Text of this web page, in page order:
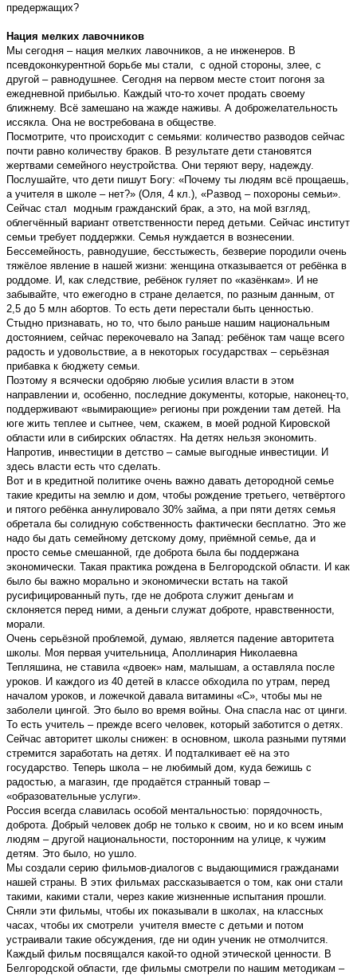
предержащих?
Нация мелких лавочников
Мы сегодня – нация мелких лавочников, а не инженеров. В
псевдоконкурентной борьбе мы стали, с одной стороны, злее, с
другой – равнодушнее. Сегодня на первом месте стоит погоня за
ежедневной прибылью. Каждый что-то хочет продать своему
ближнему. Всё замешано на жажде наживы. А доброжелательность
иссякла. Она не востребована в обществе.
Посмотрите, что происходит с семьями: количество разводов сейчас
почти равно количеству браков. В результате дети становятся
жертвами семейного неустройства. Они теряют веру, надежду.
Послушайте, что дети пишут Богу: «Почему ты людям всё прощаешь,
а учителя в школе – нет?» (Оля, 4 кл.), «Развод – похороны семьи».
Сейчас стал модным гражданский брак, а это, на мой взгляд,
облегчённый вариант ответственности перед детьми. Сейчас институт
семьи требует поддержки. Семья нуждается в вознесении.
Бессемейность, равнодушие, бесстыжесть, безверие породили очень
тяжёлое явление в нашей жизни: женщина отказывается от ребёнка в
роддоме. И, как следствие, ребёнок гуляет по «казёнкам». И не
забывайте, что ежегодно в стране делается, по разным данным, от
2,5 до 5 млн абортов. То есть дети перестали быть ценностью.
Стыдно признавать, но то, что было раньше нашим национальным
достоянием, сейчас перекочевало на Запад: ребёнок там чаще всего
радость и удовольствие, а в некоторых государствах – серьёзная
прибавка к бюджету семьи.
Поэтому я всячески одобряю любые усилия власти в этом
направлении и, особенно, последние документы, которые, наконец-то,
поддерживают «вымирающие» регионы при рождении там детей. На
юге жить теплее и сытнее, чем, скажем, в моей родной Кировской
области или в сибирских областях. На детях нельзя экономить.
Напротив, инвестиции в детство – самые выгодные инвестиции. И
здесь власти есть что сделать.
Вот и в кредитной политике очень важно давать детородной семье
такие кредиты на землю и дом, чтобы рождение третьего, четвёртого
и пятого ребёнка аннулировало 30% займа, а при пяти детях семья
обретала бы солидную собственность фактически бесплатно. Это же
надо бы дать семейному детскому дому, приёмной семье, да и
просто семье смешанной, где доброта была бы поддержана
экономически. Такая практика рождена в Белгородской области. И как
было бы важно морально и экономически встать на такой
русифицированный путь, где не доброта служит деньгам и
склоняется перед ними, а деньги служат доброте, нравственности,
морали.
Очень серьёзной проблемой, думаю, является падение авторитета
школы. Моя первая учительница, Аполлинария Николаевна
Тепляшина, не ставила «двоек» нам, малышам, а оставляла после
уроков. И каждого из 40 детей в классе обходила по утрам, перед
началом уроков, и ложечкой давала витамины «С», чтобы мы не
заболели цингой. Это было во время войны. Она спасла нас от цинги.
То есть учитель – прежде всего человек, который заботится о детях.
Сейчас авторитет школы снижен: в основном, школа разными путями
стремится заработать на детях. И подталкивает её на это
государство. Теперь школа – не любимый дом, куда бежишь с
радостью, а магазин, где продаётся странный товар –
«образовательные услуги».
Россия всегда славилась особой ментальностью: порядочность,
доброта. Добрый человек добр не только к своим, но и ко всем иным
людям – другой национальности, посторонним на улице, к чужим
детям. Это было, но ушло.
Мы создали серию фильмов-диалогов с выдающимися гражданами
нашей страны. В этих фильмах рассказывается о том, как они стали
такими, какими стали, через какие жизненные испытания прошли.
Сняли эти фильмы, чтобы их показывали в школах, на классных
часах, чтобы их смотрели учителя вместе с детьми и потом
устраивали такие обсуждения, где ни один ученик не отмолчится.
Каждый фильм посвящался какой-то одной этической ценности. В
Белгородской области, где фильмы смотрели по нашим методикам –